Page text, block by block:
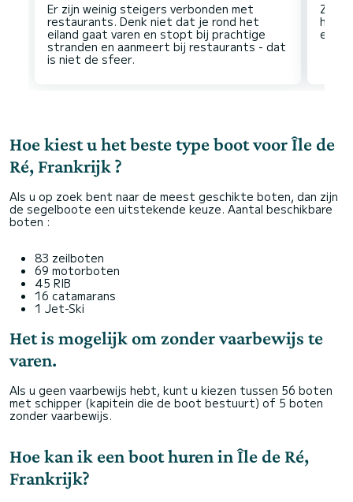
Er zijn weinig steigers verbonden met
restaurants. Denk niet dat je rond het
eiland gaat varen en stopt bij prachtige
stranden en aanmeert bij restaurants - dat
Zeer
het
Hoe kiest u het beste type boot voor Île de
Ré, Frankrijk ?
Als u op zoek bent naar de meest geschikte boten, dan zijn
de segelboote een uitstekende keuze. Aantal beschikbare
boten :
83 zeilboten
69 motorboten
45 RIB
16 catamarans
1 Jet-Ski
Het is mogelijk om zonder vaarbewijs te
varen.
Als u geen vaarbewijs hebt, kunt u kiezen tussen 56 boten
met schipper (kapitein die de boot bestuurt) of 5 boten
zonder vaarbewijs.
Hoe kan ik een boot huren in Île de Ré,
Frankrijk?